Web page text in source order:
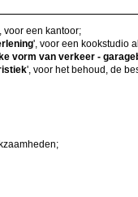
voor een kantoor;
', voor een kookstudio
vorm van verkeer -
', voor het behoud, de